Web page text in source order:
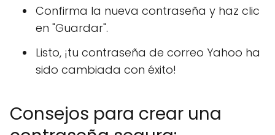
Confirma la nueva contraseña y haz clic
en "Guardar".
Listo, ¡tu contraseña de correo Yahoo ha
sido cambiada con éxito!
Consejos para crear una